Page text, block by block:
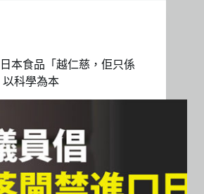
本食品「越仁慈，佢只係
科學為本